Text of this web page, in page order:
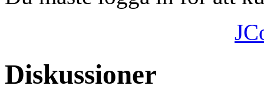
Diskussioner